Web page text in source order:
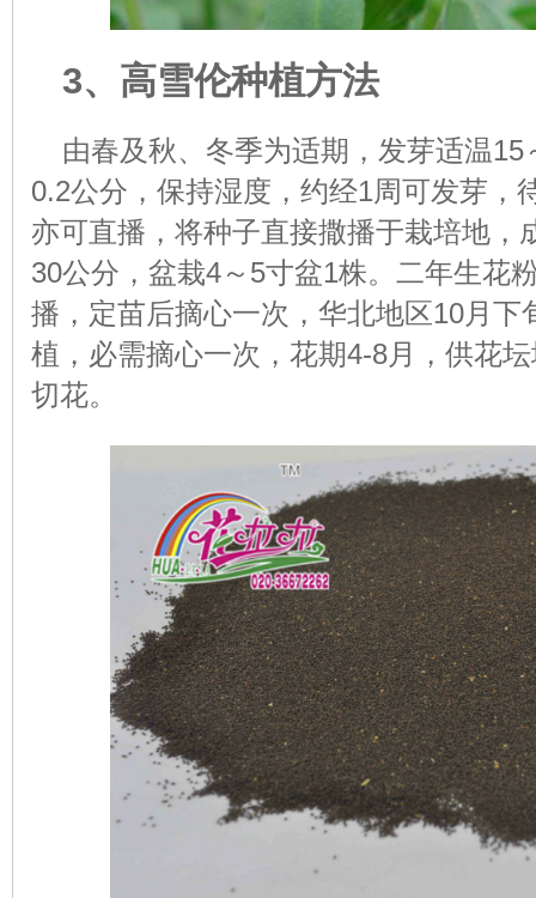
3、高雪伦种植方法
由春及秋、冬季为适期，发芽适温
0.2公分，保持湿度，约经1周可发芽，
亦可直播，将种子直接撒播于栽培地，
30公分，盆栽4～5寸盆1株。二年生花
播，定苗后摘心一次，华北地区10月下
植，必需摘心一次，花期4-8月，供花
切花。